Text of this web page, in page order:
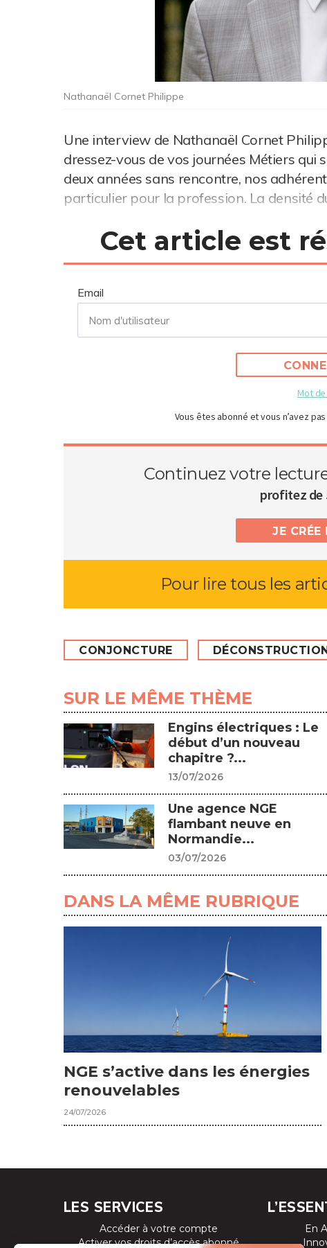
Nathanaël Cornet Philippe
Une interview de Nathanaël Cornet
dressez-vous de vos journées Métiers
deux années sans rencontre, nos
particulier pour la profession. La densité
Cet article est
Email
Mot
Vous êtes abonné et vous n’avez
Continuez votre
profitez de
JE CRÉE
Pour lire tous les
CONJONCTURE DÉCONSTRUCTION
SUR LE MÊME THÈME
Engins électriques : Le
début d’un nouveau
chapitre ?...
13/07/2026
Une agence NGE
flambant neuve en
Normandie...
03/07/2026
DANS LA MÊME RUBRIQUE
NGE s’active dans les énergies
renouvelables
24/07/2026
LES SERVICES
Accéder à votre compte
Activer vos droits d’accès abonné
En